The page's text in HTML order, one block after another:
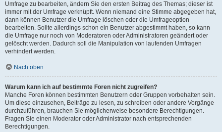
Umfrage zu bearbeiten, ändern Sie den ersten Beitrag des Themas; dieser ist
immer mit der Umfrage verknüpft. Wenn niemand eine Stimme abgegeben hat,
dann können Benutzer die Umfrage löschen oder die Umfrageoption
bearbeiten. Sollte allerdings schon ein Benutzer abgestimmt haben, so kann
die Umfrage nur noch von Moderatoren oder Administratoren geändert oder
gelöscht werden. Dadurch soll die Manipulation von laufenden Umfragen
verhindert werden.
Nach oben
Warum kann ich auf bestimmte Foren nicht zugreifen?
Manche Foren können bestimmten Benutzern oder Gruppen vorbehalten sein.
Um diese einzusehen, Beiträge zu lesen, zu schreiben oder andere Vorgänge
durchzuführen, brauchen Sie möglicherweise besondere Berechtigungen.
Fragen Sie einen Moderator oder Administrator nach entsprechenden
Berechtigungen.